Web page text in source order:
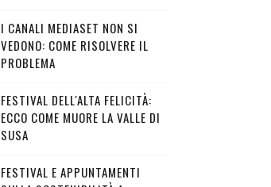
I CANALI MEDIASET NON SI
VEDONO: COME RISOLVERE IL
PROBLEMA
FESTIVAL DELL'ALTA FELICITÀ:
ECCO COME MUORE LA VALLE DI
SUSA
FESTIVAL E APPUNTAMENTI